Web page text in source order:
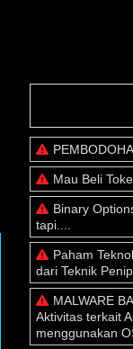
Mau Beli
Binary
tapi....
Paham
dari Teknik
MALWARE
Aktivitas terkait
menggunakan